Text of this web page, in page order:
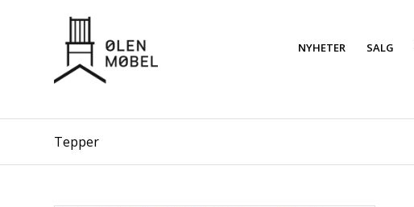
NYHETER SALG
Tepper